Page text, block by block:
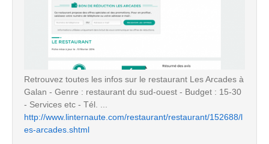
Retrouvez toutes les infos sur le restaurant Les Arcades à
Galan - Genre : restaurant du sud-ouest - Budget : 15-30
- Services etc - Tél. ...
http://www.linternaute.com/restaurant/restaurant/152688/l
es-arcades.shtml